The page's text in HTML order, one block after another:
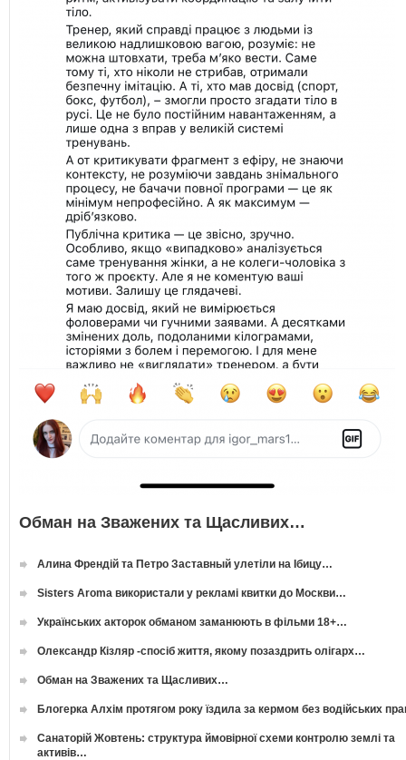
Обман на Зважених та Щасливих…
Алина Френдій та Петро Заставный улетіли на Ібицу…
Sisters Aroma використали у рекламі квитки до Москви…
Українських акторок обманом заманюють в фільми 18+…
Олександр Кізляр -спосіб життя, якому позаздрить олігарх…
Обман на Зважених та Щасливих…
Блогерка Алхім протягом року їздила за кермом без водійських
Санаторій Жовтень: структура ймовірної схеми контролю землі та
активів…